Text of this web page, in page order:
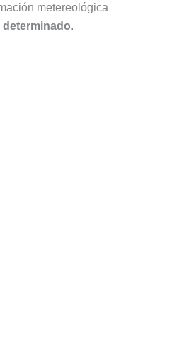
metereológica
.